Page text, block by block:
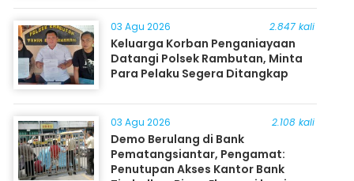
03 Agu 2026 2.847 kali
Keluarga Korban Penganiayaan
Datangi Polsek Rambutan, Minta
Para Pelaku Segera Ditangkap
03 Agu 2026 2.108 kali
Demo Berulang di Bank
Pematangsiantar, Pengamat:
Penutupan Akses Kantor Bank